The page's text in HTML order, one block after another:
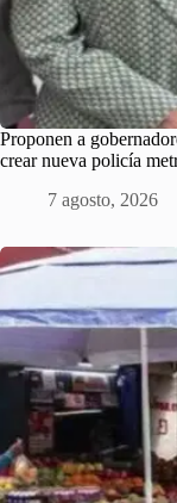
Proponen a
crear nueva policía
7 agosto, 2026